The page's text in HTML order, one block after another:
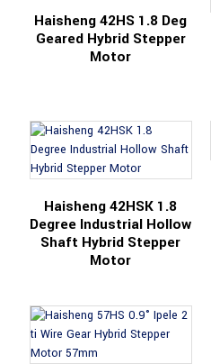
Haisheng 42HS 1.8 Deg
Geared Hybrid Stepper
Motor
Haisheng 42HSK 1.8
Degree Industrial Hollow
Shaft Hybrid Stepper
Motor